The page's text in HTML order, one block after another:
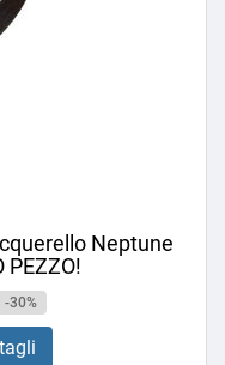
Neptune
PEZZO!
-30%